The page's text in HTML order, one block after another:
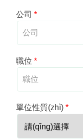
公司 *
職位 *
單位性質(zhì) *